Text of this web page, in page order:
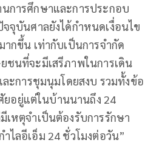
การศึกษาและการประกอบ
จุบันศาลยังได้กำหนดเงื่อนไข
กขึ้น เท่ากับเป็นการจำกัด
ชนที่จะมีเสรีภาพในการเดิน
ะการชุมนุมโดยสงบ รวมทั้งข้อ
อยู่แต่ในบ้านนานถึง 24
เหตุจำเป็นต้องรับการรักษา
ไลอีเอ็ม 24 ชั่วโมงต่อวัน”